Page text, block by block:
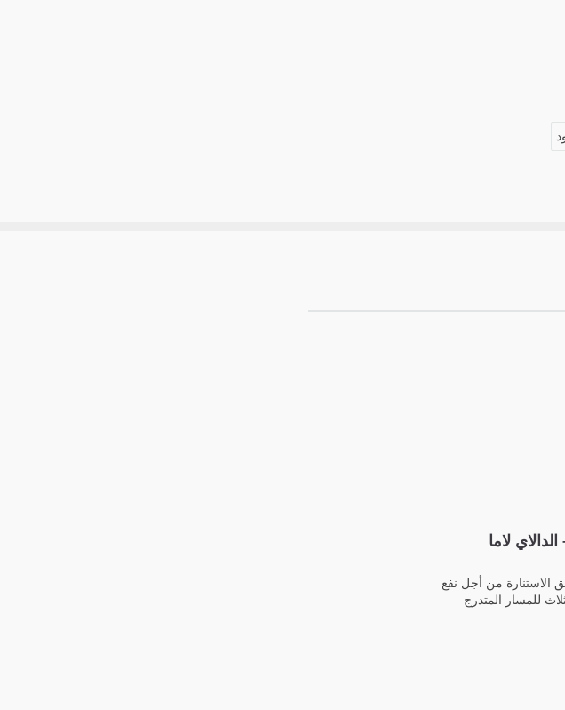
لاما
الاستنارة من أجل نفع
للمسار المتدرج